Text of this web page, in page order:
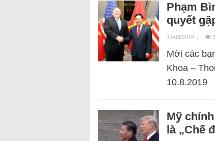
Phạm
quyết
11/08/2019 | |
Mời các
Khoa –
10.8.2019
Mỹ
là „Chế